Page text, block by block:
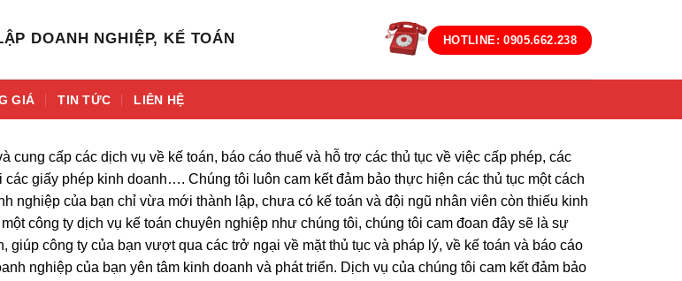
DOANH NGHIỆP, KẾ TOÁN HOTLINE: 0905.662.238
GIÁ TIN TỨC LIÊN HỆ
cấp các dịch vụ về kế toán, báo cáo thuế và hỗ trợ các thủ tục về việc cấp phép, các
giấy phép kinh doanh…. Chúng tôi luôn cam kết đảm bảo thực hiện các thủ tục một cách
nghiệp của bạn chỉ vừa mới thành lập, chưa có kế toán và đội ngũ nhân viên còn thiếu kinh
công ty dịch vụ kế toán chuyên nghiệp như chúng tôi, chúng tôi cam đoan đây sẽ là sự
giúp công ty của bạn vượt qua các trở ngại về mặt thủ tục và pháp lý, về kế toán và báo cáo
nghiệp của bạn yên tâm kinh doanh và phát triển. Dịch vụ của chúng tôi cam kết đảm bảo